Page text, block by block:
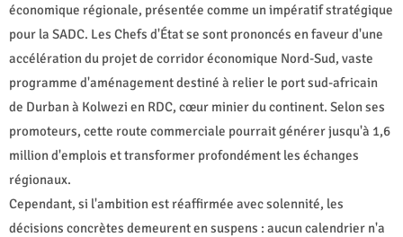
économique régionale, présentée comme un impératif stratégique
pour la SADC. Les Chefs d'État se sont prononcés en faveur d'une
accélération du projet de corridor économique Nord-Sud, vaste
programme d'aménagement destiné à relier le port sud-africain
de Durban à Kolwezi en RDC, cœur minier du continent. Selon ses
promoteurs, cette route commerciale pourrait générer jusqu'à 1,6
million d'emplois et transformer profondément les échanges
régionaux.
Cependant, si l'ambition est réaffirmée avec solennité, les
décisions concrètes demeurent en suspens : aucun calendrier n'a